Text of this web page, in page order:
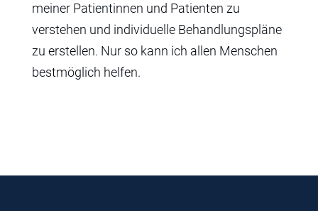
meiner Patientinnen und Patienten zu
verstehen und individuelle Behandlungspläne
zu erstellen. Nur so kann ich allen Menschen
bestmöglich helfen.